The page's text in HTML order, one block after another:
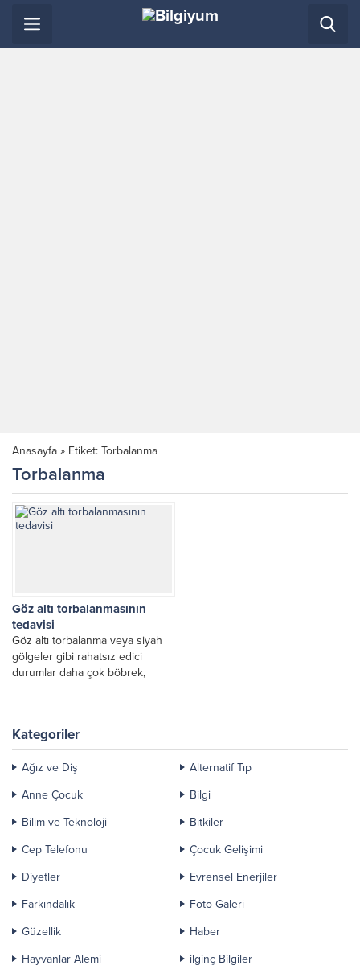
Anasayfa » Etiket: Torbalanma
Torbalanma
Göz altı torbalanmasının
tedavisi
Göz altı torbalanma veya siyah
gölgeler gibi rahatsız edici
durumlar daha çok böbrek,
Kategoriler
Ağız ve Diş
Alternatif Tıp
Anne Çocuk
Bilgi
Bilim ve Teknoloji
Bitkiler
Cep Telefonu
Çocuk Gelişimi
Diyetler
Evrensel Enerjiler
Farkındalık
Foto Galeri
Güzellik
Haber
Hayvanlar Alemi
ilginç Bilgiler